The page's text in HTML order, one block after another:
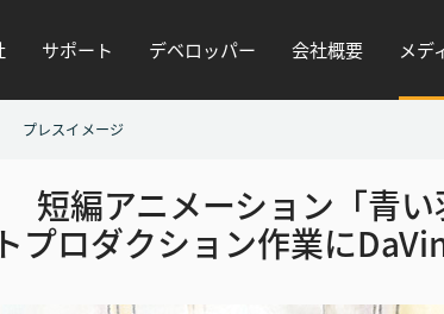
サポート デベロッパー 会社概要 メデ
プレスイメージ
短編アニメーション 「青
プロダクション作業に